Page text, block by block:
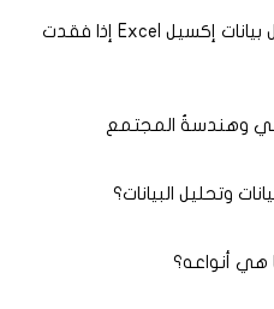
كيفية إلغاء حماية جدول بيانات إكسيل Excel إذا فقدت
وهندسةُ المجتمع
وتحليل البيانات؟
هي أنواعه؟